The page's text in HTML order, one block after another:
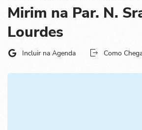
Mirim na Par. N.
Lourdes
Incluir na Agenda Como